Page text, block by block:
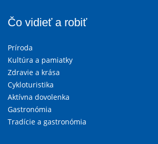
Čo vidieť a robiť
Príroda
Kultúra a pamiatky
Zdravie a krása
Cykloturistika
Aktívna dovolenka
Gastronómia
Tradície a gastronómia